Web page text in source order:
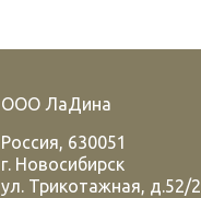
ООО ЛаДина
Россия, 630051
г. Новосибирск
ул. Трикотажная, д.52/2